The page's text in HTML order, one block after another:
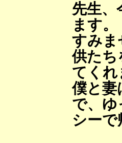
先生、
ます。
すみま
供たち
てくれ
僕と妻
で、
シー